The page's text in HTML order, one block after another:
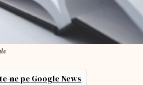
ne pe Google News